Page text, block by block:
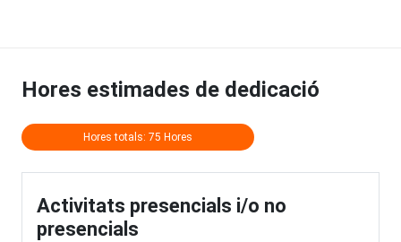
Hores estimades de dedicació
Hores totals: 75 Hores
Activitats presencials i/o no
presencials